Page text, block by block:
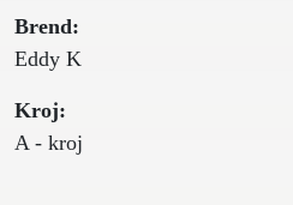
Brend:
Eddy K
Kroj:
A - kroj